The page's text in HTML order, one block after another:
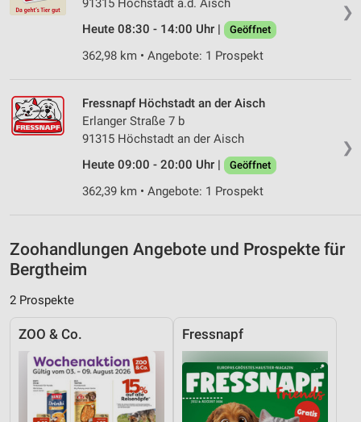
❯
91315 Höchstadt a.d. Aisch
Heute 08:30 - 14:00 Uhr |
Geöffnet
362,98 km • Angebote: 1 Prospekt
❯
Fressnapf Höchstadt an der Aisch
Erlanger Straße 7 b
91315 Höchstadt an der Aisch
Heute 09:00 - 20:00 Uhr |
Geöffnet
362,39 km • Angebote: 1 Prospekt
Zoohandlungen Angebote und Prospekte für
Bergtheim
2 Prospekte
ZOO & Co. Fressnapf
Verwendung genauer Standortdaten
Geräte anhand von aktiv angeforderten
Informationen identifizieren
Notwendig